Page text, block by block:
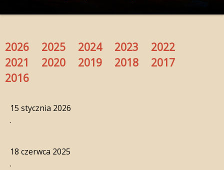
2026 2025 2024 2023
2022
2021
2020 2019 2018
2017
2016
15 stycznia 2026
.
18 czerwca 2025
.